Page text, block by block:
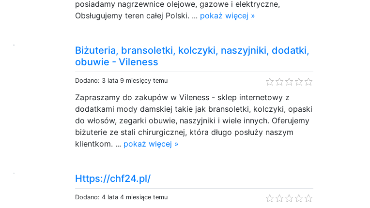
posiadamy nagrzewnice olejowe, gazowe i elektryczne,
Obsługujemy teren całej Polski. ... pokaż więcej »
Biżuteria, bransoletki, kolczyki, naszyjniki, dodatki,
obuwie - Vileness
Dodano: 3 lata 9 miesięcy temu
Zapraszamy do zakupów w Vileness - sklep internetowy z
dodatkami mody damskiej takie jak bransoletki, kolczyki, opaski
do włosów, zegarki obuwie, naszyjniki i wiele innych. Oferujemy
biżuterie ze stali chirurgicznej, która długo posłuży naszym
klientkom. ... pokaż więcej »
Https://chf24.pl/
Dodano: 4 lata 4 miesiące temu